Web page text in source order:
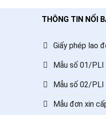
THÔNG TIN NỔI
Giấy phép lao
Mẫu số 01/PLI
Mẫu số 02/PLI
Mẫu đơn xin